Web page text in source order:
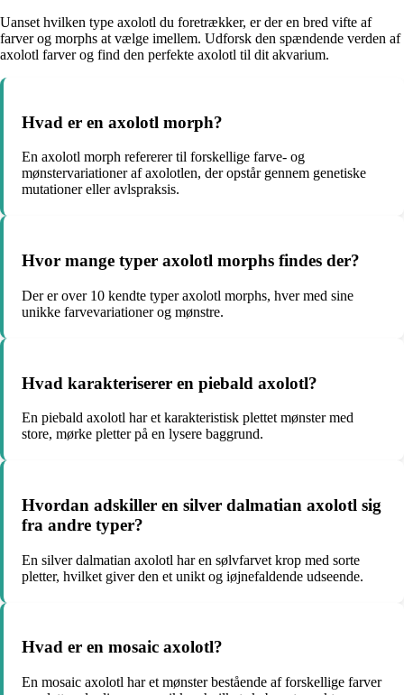
Uanset hvilken type axolotl du foretrækker, er der en bred vifte af
farver og morphs at vælge imellem. Udforsk den spændende verden af
axolotl farver og find den perfekte axolotl til dit akvarium.
Hvad er en axolotl morph?
En axolotl morph refererer til forskellige farve- og
mønstervariationer af axolotlen, der opstår gennem genetiske
mutationer eller avlspraksis.
Hvor mange typer axolotl morphs findes der?
Der er over 10 kendte typer axolotl morphs, hver med sine
unikke farvevariationer og mønstre.
Hvad karakteriserer en piebald axolotl?
En piebald axolotl har et karakteristisk plettet mønster med
store, mørke pletter på en lysere baggrund.
Hvordan adskiller en silver dalmatian axolotl sig
fra andre typer?
En silver dalmatian axolotl har en sølvfarvet krop med sorte
pletter, hvilket giver den et unikt og iøjnefaldende udseende.
Hvad er en mosaic axolotl?
En mosaic axolotl har et mønster bestående af forskellige farver